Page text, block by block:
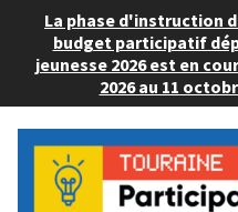
La phase d'instruction
budget participatif
jeunesse 2026 est en
2026 au 11